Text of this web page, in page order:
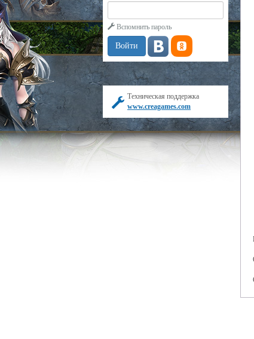
Вспомнить пароль
Техническая поддержка
www.creagames.com